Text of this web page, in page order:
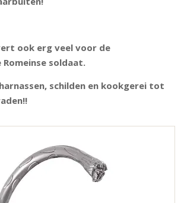
ook erg veel voor de
soldaat.
schilden en kookgerei tot